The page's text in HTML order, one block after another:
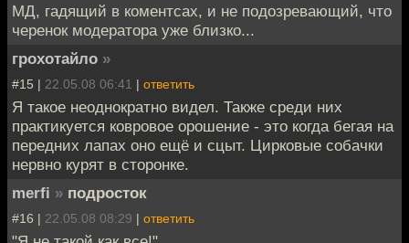
МД, гадящий в коментсах, и не подозревающий, что
черенок модератора уже близко...
грохотайло »
#15 | 22.05.08 06:41 | ответить
Я такое неоднократно видел. Также среди них
практикуется ковровое орошение - это когда бегая на
передних лапах оно ещё и сцыт. Цирковые собачки
нервно курят в сторонке.
merfi » подросток
#16 | 22.05.08 08:29 | ответить